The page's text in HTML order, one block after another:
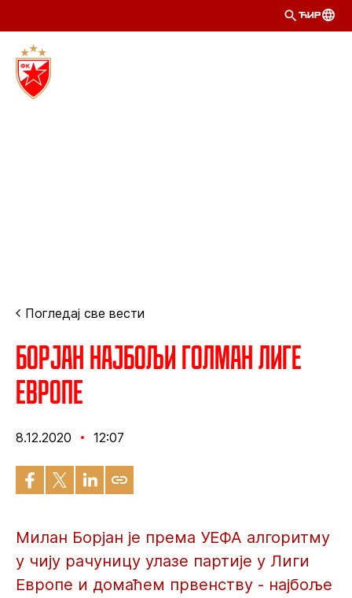
ЋИР
Погледај све вести
Борјан најбољи голман Лиге
Европе
8.12.2020 12:07
Милан Борјан је према УЕФА алгоритму
у чију рачуницу улазе партије у Лиги
Европе и домаћем првенству - најбоље